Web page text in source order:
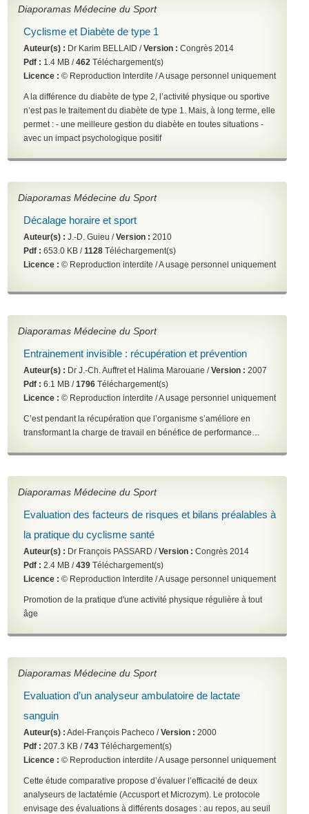
Diaporamas Médecine du Sport
Cyclisme et Diabète de type 1
Auteur(s) : Dr Karim BELLAID /Version : Congrès 2014
Pdf : 1.4 MB /462 Téléchargement(s)
Licence : © Reproduction interdite / A usage personnel uniquement
A la différence du diabète de type 2, l’activité physique ou sportive
n’est pas le traitement du diabète de type 1. Mais, à long terme, elle
permet : - une meilleure gestion du diabète en toutes situations -
avec un impact psychologique positif
Diaporamas Médecine du Sport
Décalage horaire et sport
Auteur(s) : J.-D. Guieu /Version : 2010
Pdf : 653.0 KB /1128 Téléchargement(s)
Licence : © Reproduction interdite / A usage personnel uniquement
Diaporamas Médecine du Sport
Entrainement invisible : récupération et prévention
Auteur(s) : Dr J.-Ch. Auffret et Halima Marouane /Version : 2007
Pdf : 6.1 MB /1796 Téléchargement(s)
Licence : © Reproduction interdite / A usage personnel uniquement
C’est pendant la récupération que l’organisme s’améliore en
transformant la charge de travail en bénéfice de performance…
Diaporamas Médecine du Sport
Evaluation des facteurs de risques et bilans préalables à
la pratique du cyclisme santé
Auteur(s) : Dr François PASSARD /Version : Congrès 2014
Pdf : 2.4 MB /439 Téléchargement(s)
Licence : © Reproduction interdite / A usage personnel uniquement
Promotion de la pratique d'une activité physique régulière à tout
âge
Diaporamas Médecine du Sport
Evaluation d’un analyseur ambulatoire de lactate
sanguin
Auteur(s) : Adel-François Pacheco /Version : 2000
Pdf : 207.3 KB /743 Téléchargement(s)
Licence : © Reproduction interdite / A usage personnel uniquement
Cette étude comparative propose d’évaluer l’efficacité de deux
analyseurs de lactatémie (Accusport et Microzym). Le protocole
envisage des évaluations à différents dosages : au repos, au seuil